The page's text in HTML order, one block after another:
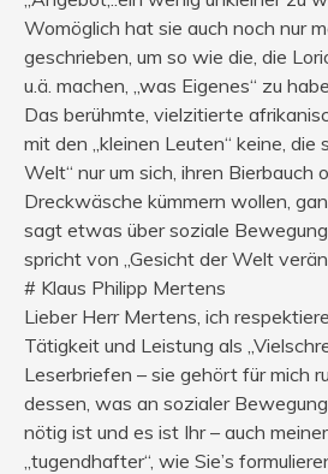
Womöglich hat sie auch noch nur
geschrieben, um so wie die, die
u.ä. machen, „was Eigenes“ zu
Das berühmte, vielzitierte
mit den „kleinen Leuten“ keine, die
Welt“ nur um sich, ihren Bierbauch
Dreckwäsche kümmern wollen,
sagt etwas über soziale
spricht von „Gesicht der Welt
# Klaus Philipp Mertens
Lieber Herr Mertens, ich
Tätigkeit und Leistung als
Leserbriefen – sie gehört für mich
dessen, was an sozialer
nötig ist und es ist Ihr – auch
„tugendhafter“, wie Sie’s